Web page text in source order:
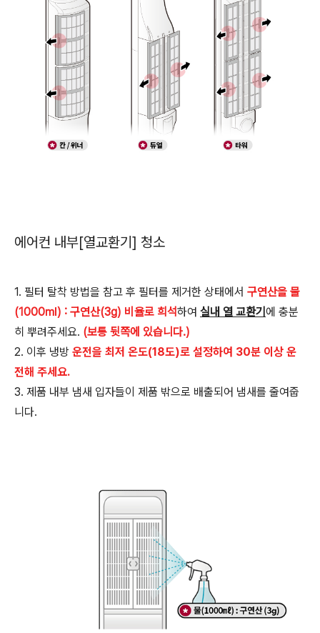
에어컨 내부[열교환기] 청소
1. 필터 탈착 방법을 참고 후 필터를 제거한 상태에서 구연산을 물
(1000㎖) : 구연산(3g) 비율로 희석하여 실내 열 교환기 에 충분
히 뿌려주세요. (보통 뒷쪽에 있습니다.)
2. 이후 냉방 운전을 최저 온도(18도)로 설정하여 30분 이상 운
전해 주세요.
3. 제품 내부 냄새 입자들이 제품 밖으로 배출되어 냄새를 줄여줍
니다.